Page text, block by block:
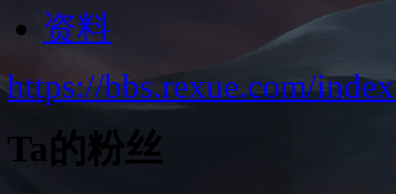
资料
https://bbs.rexue.com/
Ta的粉丝